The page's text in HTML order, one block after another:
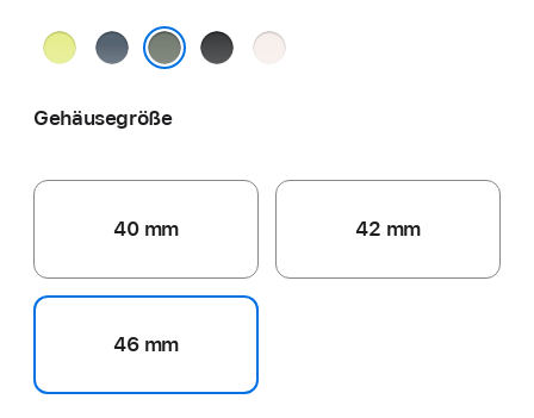
NeongelbMaritimblau SchwarzBlassrosa
Gehäusegröße
40 mm 42 mm
46 mm